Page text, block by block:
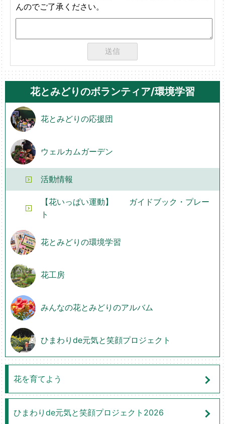
んのでご了承ください。
花とみどりのボランティア/環境学習
花とみどりの応援団
ウェルカムガーデン
活動情報
【花いっぱい運動】 ガイドブック・プレー
ト
花とみどりの環境学習
花工房
みんなの花とみどりのアルバム
ひまわりde元気と笑顔プロジェクト
花を育てよう
ひまわりde元気と笑顔プロジェクト2026